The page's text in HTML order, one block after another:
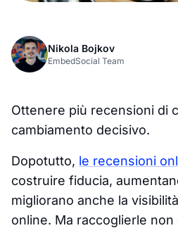
Nikola Bojkov
EmbedSocial Team
Ottenere più recensioni di
cambiamento decisivo.
Dopotutto, le recensioni
costruire fiducia,
migliorano anche la
online. Ma raccoglierle